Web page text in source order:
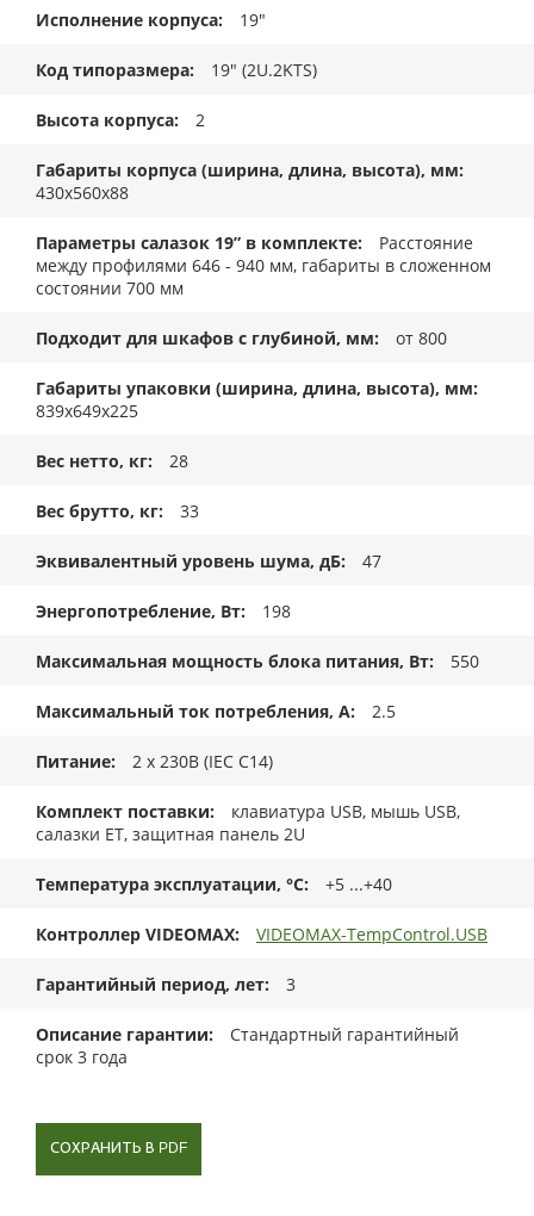
Исполнение корпуса 19"
Код типоразмера 19" (2U.2KTS)
Высота корпуса 2
Габариты корпуса (ширина, длина, высота), мм
430x560x88
Параметры салазок 19” в комплекте
Расстояние
между профилями 646 - 940 мм, габариты в сложенном
состоянии 700 мм
Подходит для шкафов с глубиной, мм от 800
Габариты упаковки (ширина, длина, высота), мм
839x649x225
Вес нетто, кг 28
Вес брутто, кг 33
Эквивалентный уровень шума, дБ 47
Энергопотребление, Вт 198
Максимальная мощность блока питания, Вт 550
Максимальный ток потребления, А 2.5
Питание 2 x 230В (IEC C14)
Комплект поставки
клавиатура USB, мышь USB,
салазки ET, защитная панель 2U
Температура эксплуатации, °C +5 ...+40
Контроллер VIDEOMAX VIDEOMAX-TempControl.USB
Гарантийный период, лет 3
Описание гарантии
Стандартный гарантийный
срок 3 года
СОХРАНИТЬ В PDF